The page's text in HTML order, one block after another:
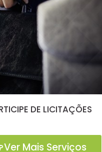
DE LICITAÇÕES
Ver Mais Serviços